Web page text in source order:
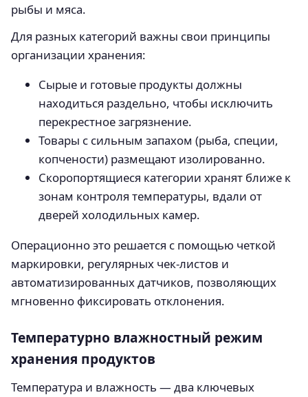
рыбы и мяса.
Для разных категорий важны свои принципы
организации хранения:
Сырые и готовые продукты должны
находиться раздельно, чтобы исключить
перекрестное загрязнение.
Товары с сильным запахом (рыба, специи,
копчености) размещают изолированно.
Скоропортящиеся категории хранят ближе к
зонам контроля температуры, вдали от
дверей холодильных камер.
Операционно это решается с помощью четкой
маркировки, регулярных чек-листов и
автоматизированных датчиков, позволяющих
мгновенно фиксировать отклонения.
Температурно влажностный режим
хранения продуктов
Температура и влажность — два ключевых